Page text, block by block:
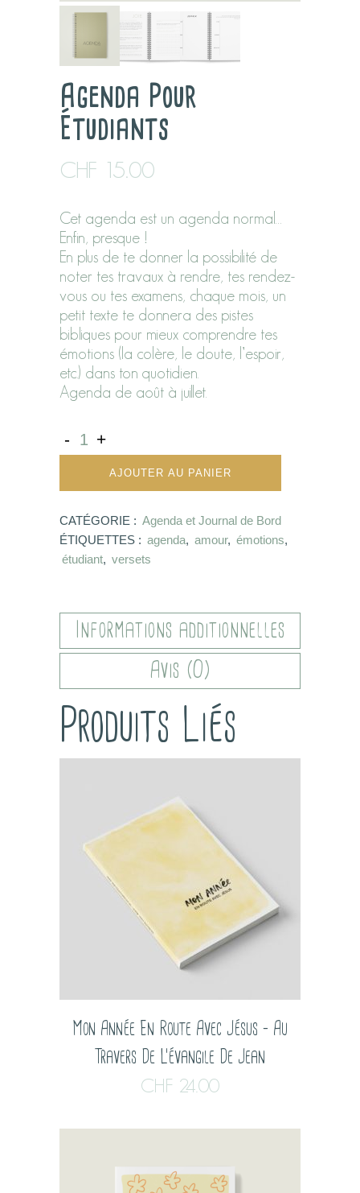
Agenda Pour
Étudiants
CHF 15.00
Cet agenda est un agenda normal…
Enfin, presque !
En plus de te donner la possibilité de
noter tes travaux à rendre, tes rendez-
vous ou tes examens, chaque mois, un
petit texte te donnera des pistes
bibliques pour mieux comprendre tes
émotions (la colère, le doute, l’espoir,
etc.) dans ton quotidien.
Agenda de août à juillet.
AJOUTER AU PANIER
CATÉGORIE : Agenda et Journal de Bord
ÉTIQUETTES : agenda, amour, émotions,
étudiant, versets
Informations additionnelles
Avis (0)
Produits Liés
Mon Année En Route Avec Jésus – Au
Travers De L’évangile De Jean
CHF 24.00